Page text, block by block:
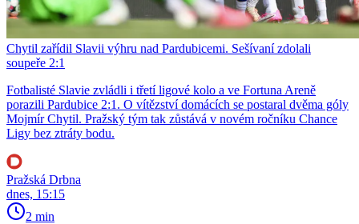
Chytil zařídil Slavii výhru nad Pardubicemi. Sešívaní zdolali
soupeře 2:1
Fotbalisté Slavie zvládli i třetí ligové kolo a ve Fortuna Areně
porazili Pardubice 2:1. O vítězství domácích se postaral dvěma góly
Mojmír Chytil. Pražský tým tak zůstává v novém ročníku Chance
Ligy bez ztráty bodu.
Pražská Drbna
dnes, 15:15
2 min